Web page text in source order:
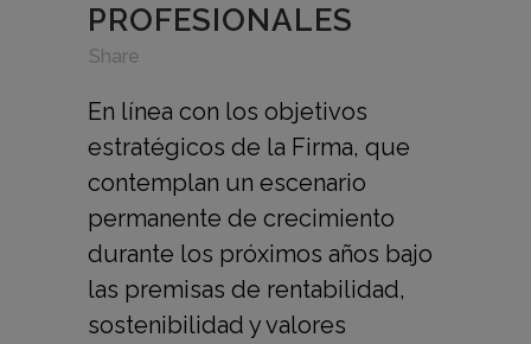
PROFESIONALES
Share
En línea con los objetivos
estratégicos de la Firma, que
contemplan un escenario
permanente de crecimiento
durante los próximos años bajo
las premisas de rentabilidad,
sostenibilidad y valores